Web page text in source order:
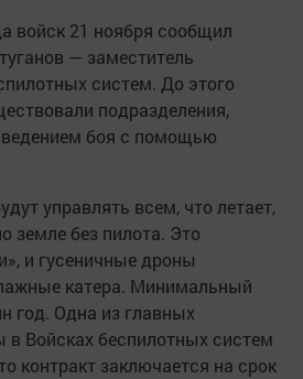
войск 21 ноября сообщил
— заместитель
систем. До этого
подразделения,
боя с помощью
управлять всем, что летает,
земле без пилота. Это
и гусеничные дроны
катера. Минимальный
год. Одна из главных
в Войсках беспилотных систем
контракт заключается на срок